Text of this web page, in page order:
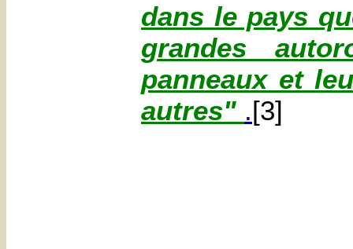
dans le pays
grandes
panneaux et
autres" .[3]